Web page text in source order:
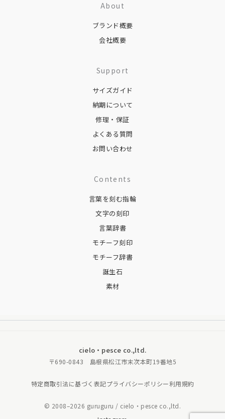
About
ブランド概要
会社概要
Support
サイズガイド
納期について
修理・保証
よくある質問
お問い合わせ
Contents
言葉を刻む指輪
文字の刻印
言葉辞書
モチーフ刻印
モチーフ辞書
誕生石
素材
cielo・pesce co.,ltd.
〒690-0843 島根県松江市末次本町19番地5
特定商取引法に基づく表記プライバシーポリシー利用規約
© 2008–2026 guruguru / cielo・pesce co.,ltd.